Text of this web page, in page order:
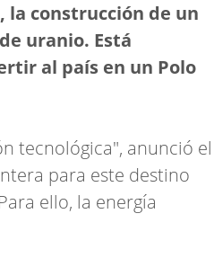
construcción de un
uranio. Está
al país en un Polo
tecnológica", anunció el
para este destino
ello, la energía